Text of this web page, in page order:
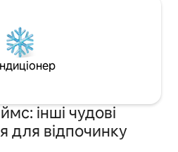
інші чудові
для відпочинку